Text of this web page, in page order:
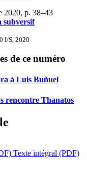
2020, p. 38–43
subversif
I/S, 2020
de ce numéro
à Luis Buñuel
rencontre Thanatos
Texte intégral (PDF)